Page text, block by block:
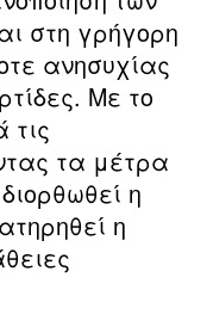
στη γρήγορη
ανησυχίας
Με το
τις
τα μέτρα
η
η